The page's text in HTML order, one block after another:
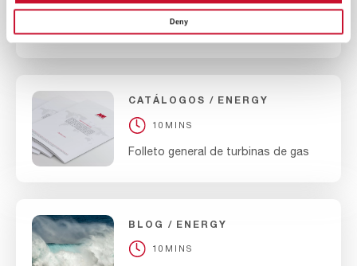
Deny
Folleto DuraShield S
CATÁLOGOS ENERGY
10MINS
Folleto general de turbinas de gas
BLOG ENERGY
10MINS